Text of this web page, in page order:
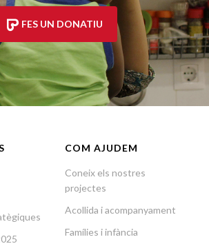
FES UN DONATIU
COM AJUDEM
Coneix els nostres
projectes
Acollida i acompanyament
Famílies i infància